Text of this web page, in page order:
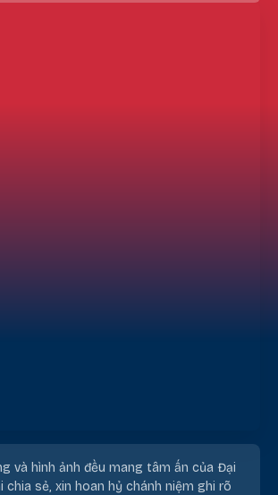
và hình ảnh đều mang tâm ấn của Đại
chia sẻ, xin hoan hỷ chánh niệm ghi rõ